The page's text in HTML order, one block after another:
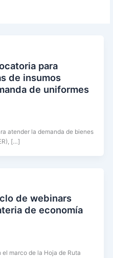
para
de insumos
de uniformes
atender la demanda de bienes
[…]
de webinars
de economía
el marco de la Hoja de Ruta